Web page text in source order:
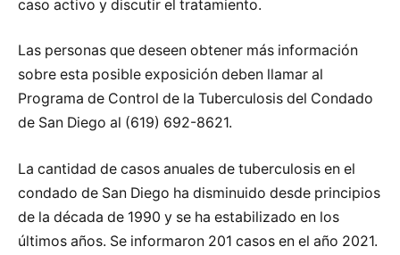
caso activo y discutir el tratamiento.
Las personas que deseen obtener más información
sobre esta posible exposición deben llamar al
Programa de Control de la Tuberculosis del Condado
de San Diego al (619) 692-8621.
La cantidad de casos anuales de tuberculosis en el
condado de San Diego ha disminuido desde principios
de la década de 1990 y se ha estabilizado en los
últimos años. Se informaron 201 casos en el año 2021.